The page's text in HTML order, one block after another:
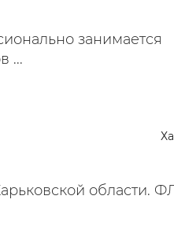
занимается
...
области.